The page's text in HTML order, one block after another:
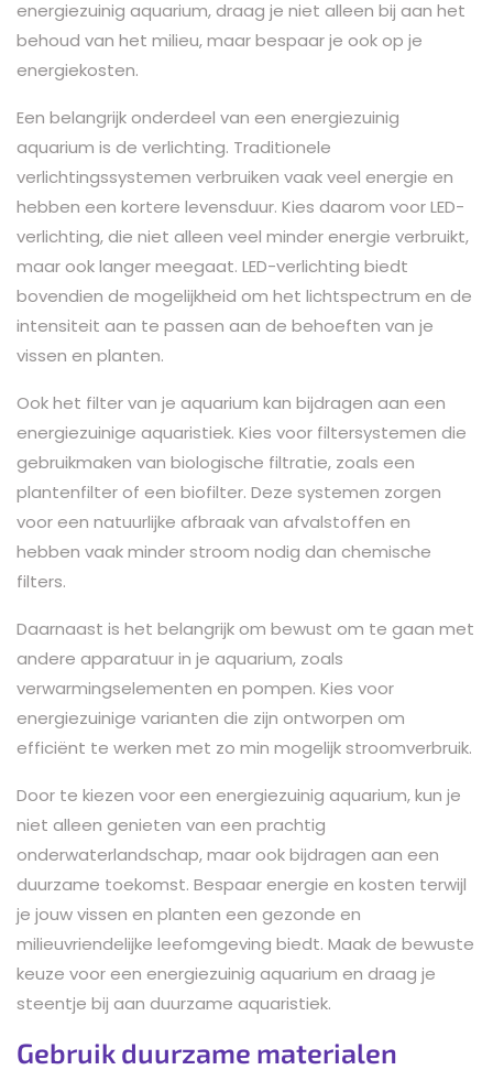
energiezuinig aquarium, draag je niet alleen bij aan het
behoud van het milieu, maar bespaar je ook op je
energiekosten.
Een belangrijk onderdeel van een energiezuinig
aquarium is de verlichting. Traditionele
verlichtingssystemen verbruiken vaak veel energie en
hebben een kortere levensduur. Kies daarom voor LED-
verlichting, die niet alleen veel minder energie verbruikt,
maar ook langer meegaat. LED-verlichting biedt
bovendien de mogelijkheid om het lichtspectrum en de
intensiteit aan te passen aan de behoeften van je
vissen en planten.
Ook het filter van je aquarium kan bijdragen aan een
energiezuinige aquaristiek. Kies voor filtersystemen die
gebruikmaken van biologische filtratie, zoals een
plantenfilter of een biofilter. Deze systemen zorgen
voor een natuurlijke afbraak van afvalstoffen en
hebben vaak minder stroom nodig dan chemische
filters.
Daarnaast is het belangrijk om bewust om te gaan met
andere apparatuur in je aquarium, zoals
verwarmingselementen en pompen. Kies voor
energiezuinige varianten die zijn ontworpen om
efficiënt te werken met zo min mogelijk stroomverbruik.
Door te kiezen voor een energiezuinig aquarium, kun je
niet alleen genieten van een prachtig
onderwaterlandschap, maar ook bijdragen aan een
duurzame toekomst. Bespaar energie en kosten terwijl
je jouw vissen en planten een gezonde en
milieuvriendelijke leefomgeving biedt. Maak de bewuste
keuze voor een energiezuinig aquarium en draag je
steentje bij aan duurzame aquaristiek.
Gebruik duurzame materialen